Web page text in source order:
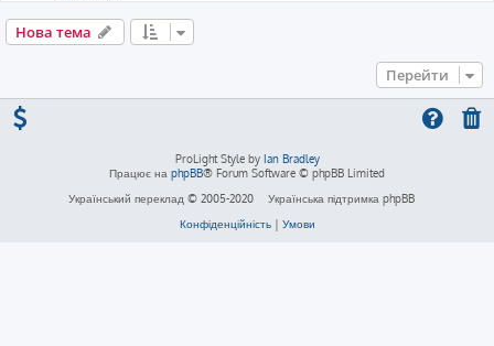
Нова тема
Перейти
ProLight Style by Ian Bradley
Працює на phpBB® Forum Software © phpBB Limited
Український переклад © 2005-2020
Українська підтримка phpBB
Конфіденційність| Умови